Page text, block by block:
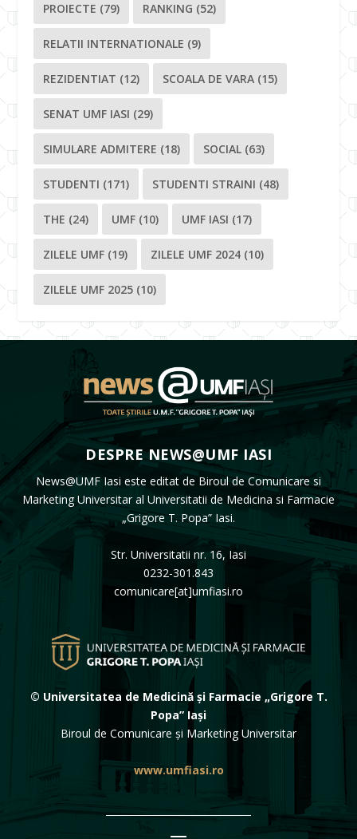
PROIECTE (79) RANKING (52)
RELATII INTERNATIONALE (9)
REZIDENTIAT (12) SCOALA DE VARA (15)
SENAT UMF IASI (29)
SIMULARE ADMITERE (18) SOCIAL (63)
STUDENTI (171) STUDENTI STRAINI (48)
THE (24) UMF (10) UMF IASI (17)
ZILELE UMF (19) ZILELE UMF 2024 (10)
ZILELE UMF 2025 (10)
DESPRE NEWS@UMF IASI
News@UMF Iasi este editat de Biroul de Comunicare si
Marketing Universitar al Universitatii de Medicina si Farmacie
„Grigore T. Popa” Iasi.
Str. Universitatii nr. 16, Iasi
0232-301.843
comunicare[at]umfiasi.ro
© Universitatea de Medicină și Farmacie „Grigore T.
Popa” Iași
Biroul de Comunicare și Marketing Universitar
www.umfiasi.ro